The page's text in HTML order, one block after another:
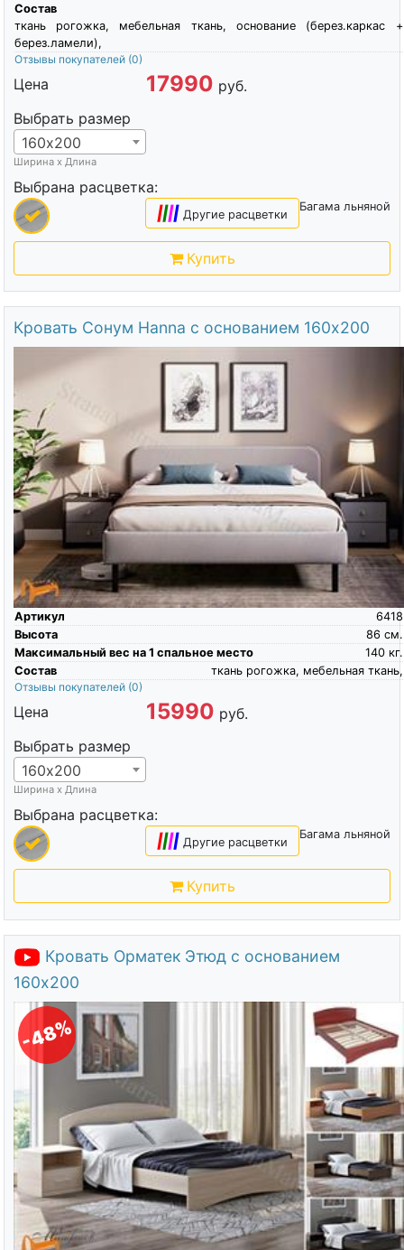
Состав
ткань рогожка, мебельная ткань, основание (берез.каркас +
берез.ламели),
Отзывы покупателей (0)
Цена 17990 руб.
Выбрать размер
160х200
Ширина х Длина
Выбрана расцветка:
Багама льняной
|||| Другие расцветки
Купить
Кровать Сонум Hanna с основанием 160х200
Артикул
6418
Высота
см.
86
Максимальный вес на 1 спальное место
кг.
140
Состав
ткань рогожка, мебельная ткань,
Отзывы покупателей (0)
Цена 15990 руб.
Выбрать размер
160х200
Ширина х Длина
Выбрана расцветка:
Багама льняной
|||| Другие расцветки
Купить
Кровать Орматек Этюд с основанием
160х200
-48%